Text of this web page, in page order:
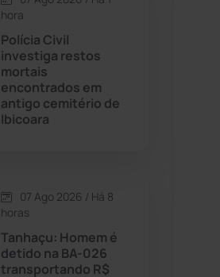
hora
Polícia Civil
investiga restos
mortais
encontrados em
antigo cemitério de
Ibicoara
07 Ago 2026 / Há 8
horas
Tanhaçu: Homem é
detido na BA-026
transportando R$